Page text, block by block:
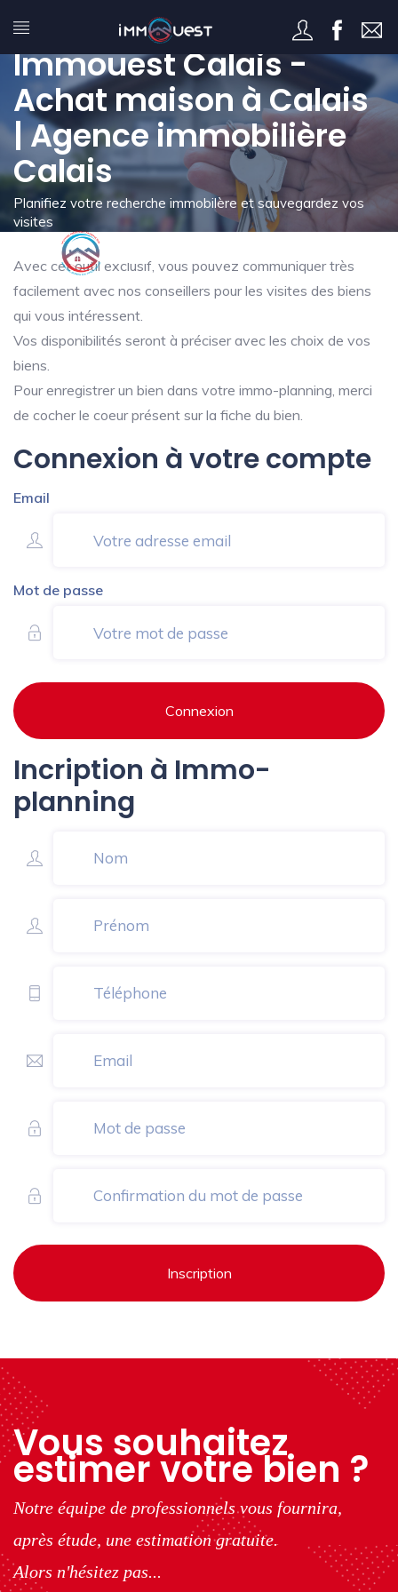
Mon immo-planning -
Immouest Calais -
Achat maison à Calais
| Agence immobilière
Calais
Planifiez votre recherche immobilère et sauvegardez vos
visites
Avec cet outil exclusif, vous pouvez communiquer très
facilement avec nos conseillers pour les visites des biens
qui vous intéressent.
Vos disponibilités seront à préciser avec les choix de vos
biens.
Pour enregistrer un bien dans votre immo-planning, merci
de cocher le coeur présent sur la fiche du bien.
Connexion à votre compte
Email
Mot de passe
Connexion
Incription à Immo-
planning
Inscription
Vous souhaitez
estimer votre bien ?
Notre équipe de professionnels vous fournira,
après étude, une estimation gratuite.
Alors n'hésitez pas...